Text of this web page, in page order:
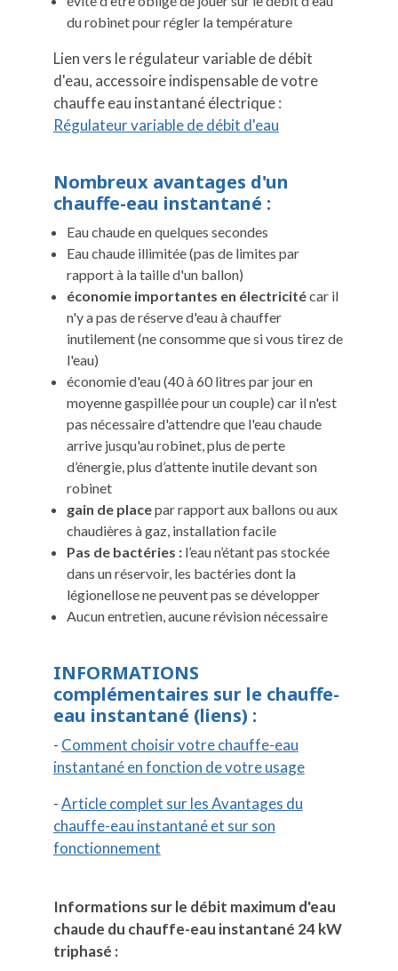
du robinet pour régler la température
Lien vers le régulateur variable de débit
d'eau, accessoire indispensable de votre
chauffe eau instantané électrique :
Régulateur variable de débit d'eau
Nombreux avantages d'un
chauffe-eau instantané :
Eau chaude en quelques secondes
Eau chaude illimitée (pas de limites par
rapport à la taille d'un ballon)
économie importantes en électricitécar il
n'y a pas de réserve d'eau à chauffer
inutilement (ne consomme que si vous tirez de
l'eau)
économie d'eau (40 à 60 litres par jour en
moyenne gaspillée pour un couple) car il n'est
pas nécessaire d'attendre que l'eau chaude
arrive jusqu'au robinet, plus de perte
d’énergie, plus d’attente inutile devant son
robinet
gain de placepar rapport aux ballons ou aux
chaudières à gaz, installation facile
Pas de bactéries :l’eau n’étant pas stockée
dans un réservoir, les bactéries dont la
légionellose ne peuvent pas se développer
Aucun entretien, aucune révision nécessaire
INFORMATIONS
complémentaires sur le chauffe-
eau instantané (liens) :
- Comment choisir votre chauffe-eau
instantané en fonction de votre usage
-Article complet sur les Avantages du
chauffe-eau instantané et sur son
fonctionnement
Informations sur le débit maximum d'eau
chaude du chauffe-eau instantané 24 kW
triphasé :